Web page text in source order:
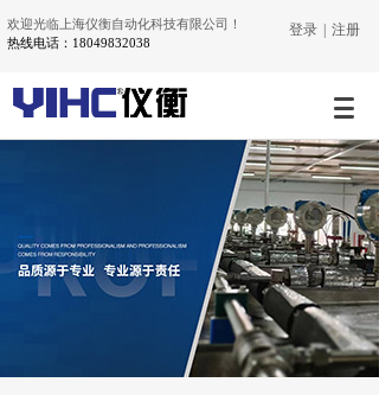
欢迎光临上海仪衡自动化科技有限公司！
热线电话：18049832038
登录 注册